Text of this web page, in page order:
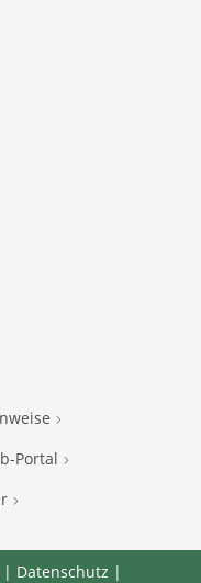
Portal
| Datenschutz |